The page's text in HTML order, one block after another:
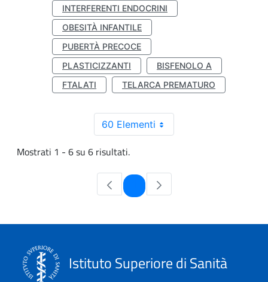
INTERFERENTI ENDOCRINI
OBESITÀ INFANTILE
PUBERTÀ PRECOCE
PLASTICIZZANTI
BISFENOLO A
FTALATI
TELARCA PREMATURO
60 Elementi
Mostrati 1 - 6 su 6 risultati.
Pagina
Istituto Superiore di Sanità